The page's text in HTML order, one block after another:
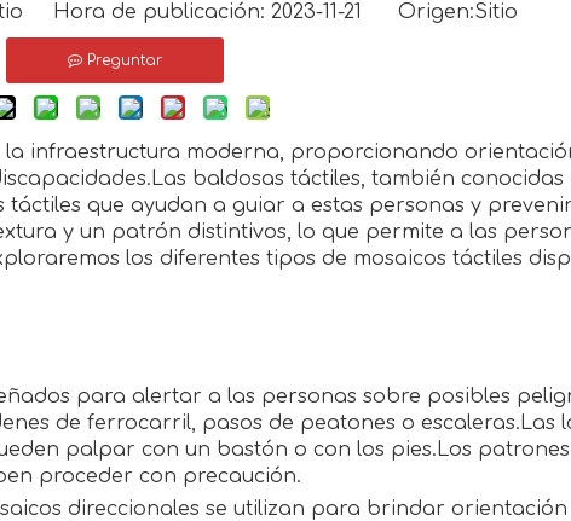
Hora de publicación: 2023-11-21 Origen:Sitio
Preguntar
infraestructura moderna, proporcionando
baldosas táctiles, también
que ayudan a guiar a estas personas y
y un patrón distintivos, lo que permite a las
los diferentes tipos de mosaicos táctiles
para alertar a las personas sobre posibles
de ferrocarril, pasos de peatones o escaleras.Las
palpar con un bastón o con los pies.Los
proceder con precaución.
direccionales se utilizan para brindar